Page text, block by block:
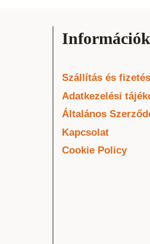
Információk
Szállítás és fizetés
Adatkezelési
Általános
Kapcsolat
Cookie Policy